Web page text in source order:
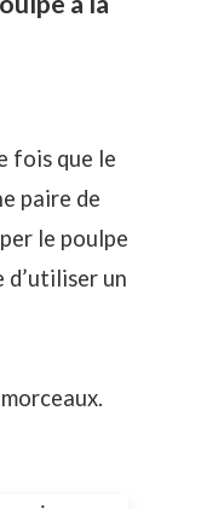
fois que le
paire de
le poulpe
d’utiliser un